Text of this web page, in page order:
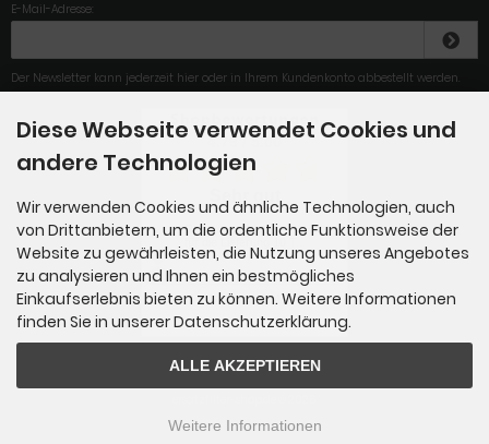
E-Mail-Adresse:
Der Newsletter kann jederzeit hier oder in Ihrem Kundenkonto abbestellt werden.
4.79/5.00
Rundum zufrieden. Obwohl
Gesamt: 284
Diese Webseite verwendet Cookies und
andere Technologien
Wir verwenden Cookies und ähnliche Technologien, auch
von Drittanbietern, um die ordentliche Funktionsweise der
Website zu gewährleisten, die Nutzung unseres Angebotes
zu analysieren und Ihnen ein bestmögliches
Einkaufserlebnis bieten zu können. Weitere Informationen
finden Sie in unserer Datenschutzerklärung.
ALLE AKZEPTIEREN
Weitere Informationen